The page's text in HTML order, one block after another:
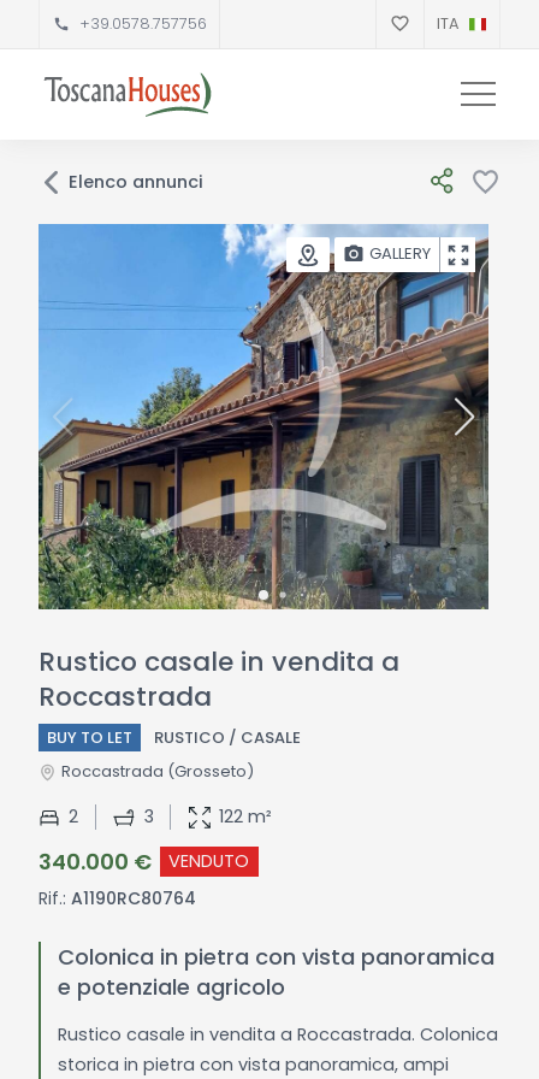
+39.0578.757756 ITA
Elenco annunci
GALLERY
Rustico casale in vendita a
Roccastrada
Roccastrada (Grosseto)
BUY TO LET RUSTICO / CASALE
340.000 €
VENDUTO
Rif.: A1190RC80764
2 3 122 m²
Colonica in pietra con vista panoramica
e potenziale agricolo
Rustico casale in vendita a Roccastrada. Colonica
storica in pietra con vista panoramica, ampi